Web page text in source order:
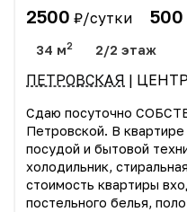
2500 ₽/сутки 500
34 м2 2/2 этаж
ПЕТРОВСКАЯ | ЦЕНТР
Сдаю посуточно
Петровской. В
посудой и бытовой
холодильник,
стоимость квартиры
постельного белья,